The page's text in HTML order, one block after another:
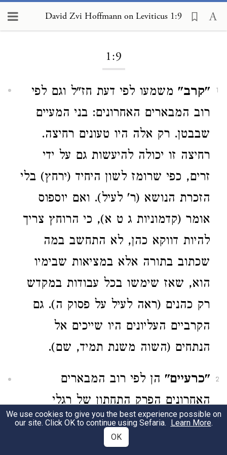
David Zvi Hoffmann on Leviticus 1:9
1:9
1 "קרב" משמעו לפי דעת חז"ל וגם לפי
רוב המבארים האחרונים: בני המעיים
שבבטן. רק אלה היו טעונים רחיצה.
רחיצה זו יכולה להיעשות גם על ידי
זרים, כפי שרומז לשון היחיד (ירחץ) בלי
הזכרת הנושא (ר' לעיל). ואם יוספוס
אומר (קדמוניות ג ט א), כי הרוחץ צריך
להיות דווקא כהן, לא התחשב במה
שכתוב בתורה אלא במציאות שבימיו
הוא, שאז שימשו בכל עבודות במקדש
רק כהנים (ראה לעיל על פסוק ה). גם
הקרביים העליונים היו שייכים אל
הנתחים (השוה משנת תמיד, שם).
2 "כרעיים" הן לפי רוב המבארים
האחרונים הפרק התחתון של רגלי
הבהמות הגסות והדקות (וכמו כן הרגלים
המנתרות של החגבים), וזאת היא גם
We use cookies to give you the best experience possible on
our site. Click OK to continue using Sefaria. Learn More.
OK